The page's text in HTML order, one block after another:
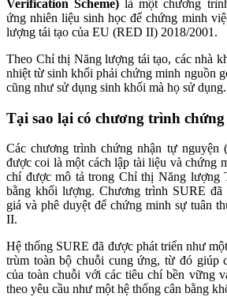
Verification Scheme) là một chương
ứng nhiên liệu sinh học để chứng minh
lượng tái tạo của EU (RED II) 2018/2001.
Theo Chỉ thị Năng lượng tái tạo, các nhà
nhiệt từ sinh khối phải chứng minh nguồn
cũng như sử dụng sinh khối mà họ sử dụng.
Tại sao lại có chương trình
Các chương trình chứng nhận tự nguyện
được coi là một cách lập tài liệu và chứng
chí được mô tả trong Chỉ thị Năng lượng
bằng khối lượng. Chương trình SURE
giá và phê duyệt để chứng minh sự tuân
II.
Hệ thống SURE đã được phát triển như
trùm toàn bộ chuỗi cung ứng, từ đó giúp
của toàn chuỗi với các tiêu chí bền vững
theo yêu cầu như một hệ thống cân bằng